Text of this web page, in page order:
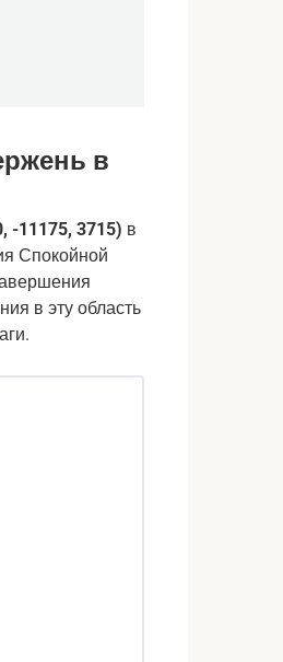
в
-11175, 3715) в
Спокойной
в эту область